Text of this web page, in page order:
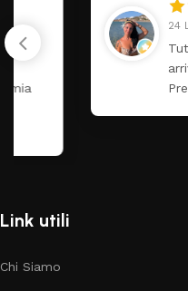
24 Luglio 2026
Tutti
arrivato ben
Prezzo ottimi
Link utili
Chi Siamo